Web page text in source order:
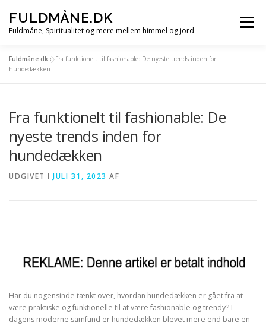
indhold
FULDMÅNE.DK
Fuldmåne, Spiritualitet og mere mellem himmel og jord
Menu
FORSIDE
MÅNE, SOL OG STJERNER ALLE ARTIKLER
Fuldmåne.dk »Fra funktionelt til fashionable: De nyeste trends inden for
hundedækken
Fra funktionelt til fashionable: De
nyeste trends inden for
hundedækken
UDGIVET I JULI 31, 2023 AF
Har du nogensinde tænkt over, hvordan hundedækken er gået fra at
være praktiske og funktionelle til at være fashionable og trendy? I
dagens moderne samfund er hundedækken blevet mere end bare en